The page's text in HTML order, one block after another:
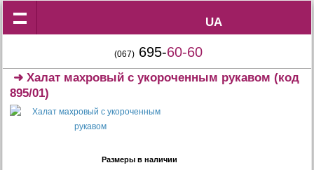
UA
UA
(067) 695-60-60
➜Халат махровый с укороченным рукавом (код
895/01)
Размеры в наличии